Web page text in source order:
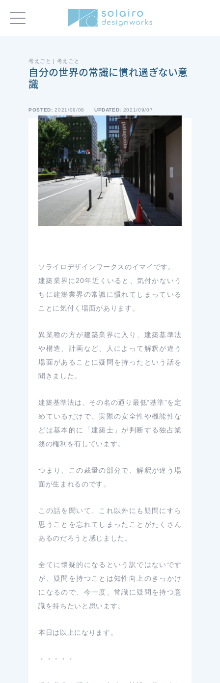
考えごと | 考えごと
自分の世界の常識に慣れ過ぎない意
識
POSTED:2021/09/08 UPDATED: 2021/09/07
ソライロデザインワークスのイマイです。
建築業界に20年近くいると、気付かないう
ちに建築業界の常識に慣れてしまっている
ことに気付く場面があります。
異業種の方が建築業界に入り、建築基準法
や構造、計画など、人によって解釈が違う
場面があることに疑問を持ったという話を
聞きました。
建築基準法は、その名の通り最低“基準”を定
めているだけで、実際の安全性や機能性な
どは基本的に「建築士」が判断する独占業
務の権利を有しています。
つまり、この裁量の部分で、解釈が違う場
面が生まれるのです。
この話を聞いて、これ以外にも疑問にすら
思うことを忘れてしまったことがたくさん
あるのだろうと感じました。
全てに懐疑的になるという訳ではないです
が、疑問を持つことは知性向上のきっかけ
になるので、今一度、常識に疑問を持つ意
識を持ちたいと思います。
本日は以上になります。
・・・・・